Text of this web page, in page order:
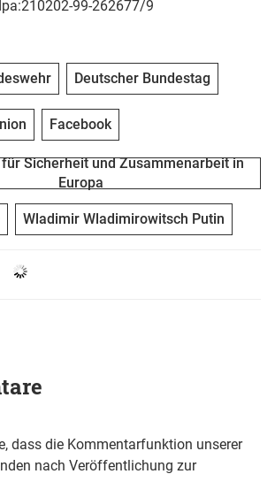
99-262677/9
Deutscher Bundestag
Facebook
Sicherheit und Zusammenarbeit in
Europa
Wladimir Wladimirowitsch Putin
dass die Kommentarfunktion unserer
nach Veröffentlichung zur